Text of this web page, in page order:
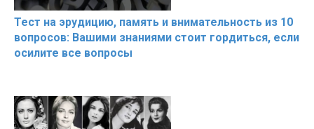
Тест на эрудицию, память и внимательность из 10
вопросов: Вашими знаниями стоит гордиться, если
осилите все вопросы